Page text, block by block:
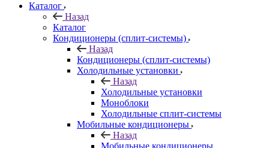
Каталог
Назад
Каталог
Кондиционеры (сплит-системы)
Назад
Кондиционеры (сплит-системы)
Холодильные установки
Назад
Холодильные установки
Моноблоки
Холодильные сплит-системы
Мобильные кондиционеры
Назад
Мобильные кондиционеры